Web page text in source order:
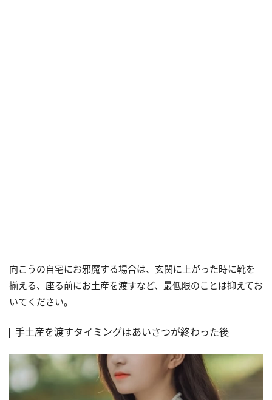
向こうの自宅にお邪魔する場合は、玄関に上がった時に靴を
揃える、座る前にお土産を渡すなど、最低限のことは抑えてお
いてください。
手土産を渡すタイミングはあいさつが終わった後